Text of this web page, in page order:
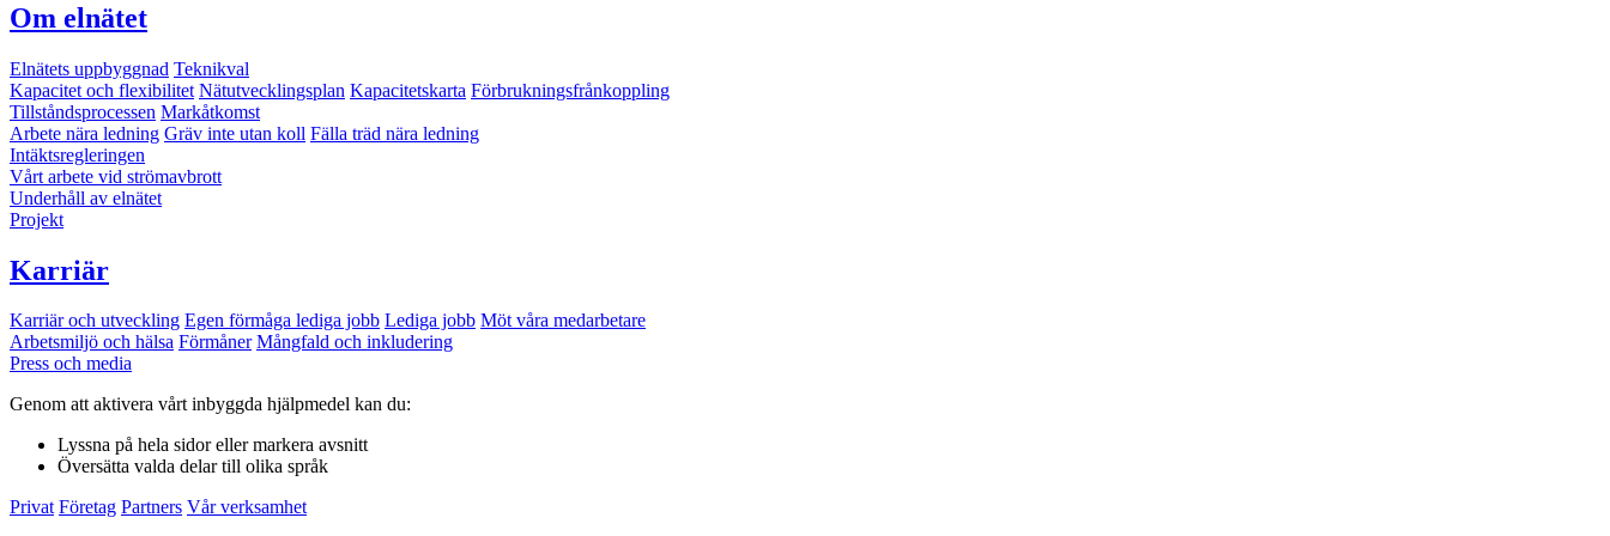
Om elnätet
Elnätets uppbyggnad Teknikval
Kapacitet och flexibilitet Nätutvecklingsplan Kapacitetskarta Förbrukningsfrånkoppling
Tillståndsprocessen Markåtkomst
Arbete nära ledning Gräv inte utan koll Fälla träd nära ledning
Intäktsregleringen
Vårt arbete vid strömavbrott
Underhåll av elnätet
Projekt
Karriär
Karriär och utveckling Egen förmåga lediga jobb Lediga jobb Möt våra medarbetare
Arbetsmiljö och hälsa Förmåner Mångfald och inkludering
Press och media
Genom att aktivera vårt inbyggda hjälpmedel kan du:
Lyssna på hela sidor eller markera avsnitt
Översätta valda delar till olika språk
Privat Företag Partners Vår verksamhet